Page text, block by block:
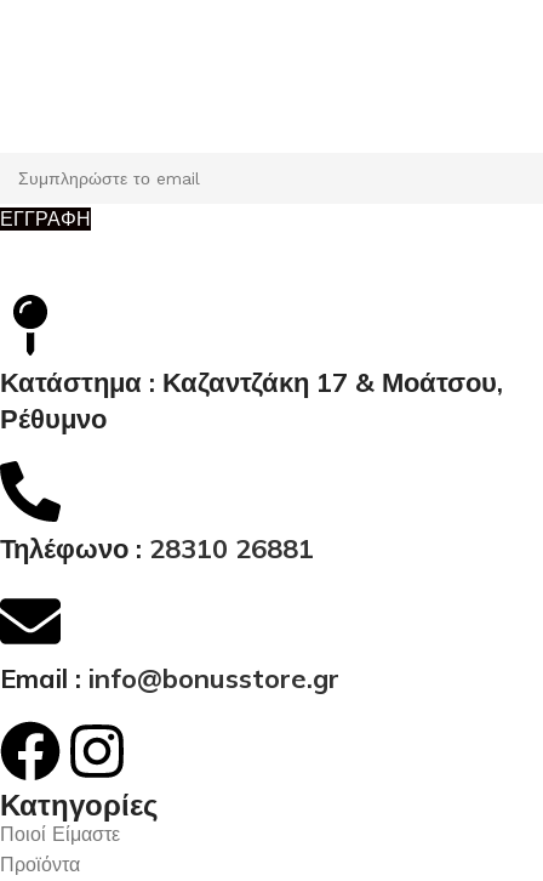
ΕΓΓΡΑΦΗ
Κατάστημα : Καζαντζάκη 17 & Μοάτσου,
Ρέθυμνο
Τηλέφωνο : 28310 26881
Email : info@bonusstore.gr
Κατηγορίες
Ποιοί Είμαστε
Προϊόντα